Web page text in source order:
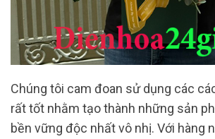
Chúng tôi cam đoan sử dụng các
rất tốt nhằm tạo thành những sản
bền vững độc nhất vô nhị. Với hàng